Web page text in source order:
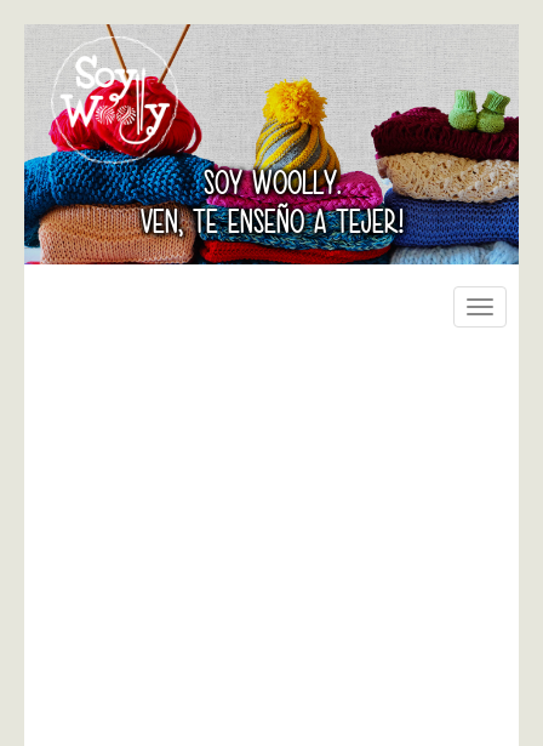
SOY WOOLLY.
VEN, TE ENSEÑO A TEJER!
Toggle